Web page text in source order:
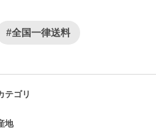
#全国一律送料
テゴリ
地